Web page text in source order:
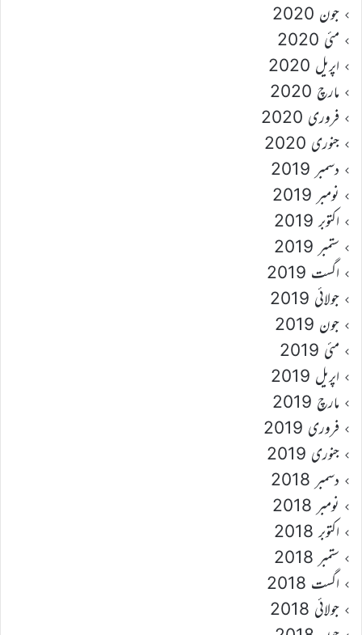
جون 2020
مئی 2020
اپریل 2020
مارچ 2020
فروری 2020
جنوری 2020
دسمبر 2019
نومبر 2019
اکتوبر 2019
ستمبر 2019
اگست 2019
جولائی 2019
جون 2019
مئی 2019
اپریل 2019
مارچ 2019
فروری 2019
جنوری 2019
دسمبر 2018
نومبر 2018
اکتوبر 2018
ستمبر 2018
اگست 2018
جولائی 2018